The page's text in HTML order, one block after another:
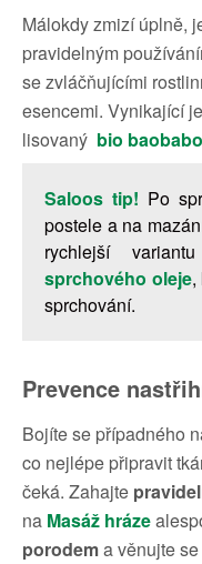
Málokdy zmizí úplně,
pravidelným
se zvláčňujícími
esencemi. Vynikající
lisovaný bio
Saloos tip! Po
postele a na
rychlejší
sprchového oleje,
sprchování.
Prevence
Bojíte se případného
co nejlépe připravit
čeká. Zahajte
na Masáž hráze
porodema věnujte